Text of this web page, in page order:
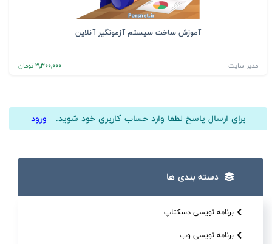
دسته بندی ها
برنامه نویسی دسکتاپ
برنامه نویسی وب
آموزش ساخت سیستم آزمونگیر آنلاین
مدیر سایت 3٬300٬000 تومان
برای ارسال پاسخ لطفا وارد حساب کاربری خود شوید. ورود